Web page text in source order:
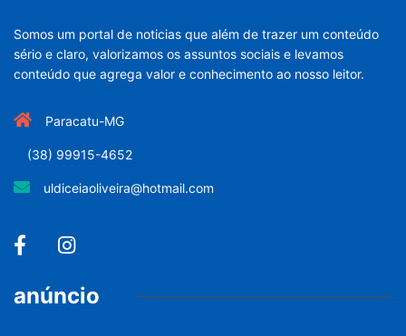
Somos um portal de noticias que além de trazer um conteúdo
sério e claro, valorizamos os assuntos sociais e levamos
conteúdo que agrega valor e conhecimento ao nosso leitor.
Paracatu-MG
(38) 99915-4652
uldiceiaoliveira@hotmail.com
anúncio